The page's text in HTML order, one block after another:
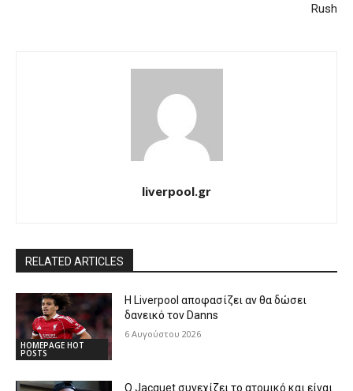
Rush
liverpool.gr
RELATED ARTICLES
HOMEPAGE HOT
POSTS
Η Liverpool αποφασίζει αν θα δώσει
δανεικό τον Danns
6 Αυγούστου 2026
Ο Jacquet συνεχίζει το ατομικό και είναι